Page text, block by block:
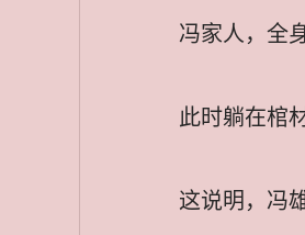
冯家人，全
此时躺在棺
这说明，冯